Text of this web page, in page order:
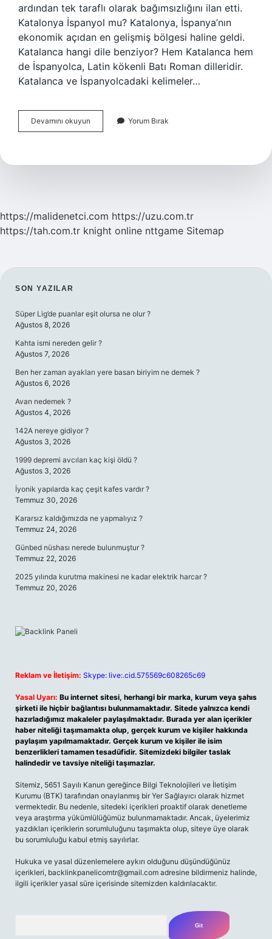
ardından tek taraflı olarak bağımsızlığını ilan etti.
Katalonya İspanyol mu? Katalonya, İspanya’nın
ekonomik açıdan en gelişmiş bölgesi haline geldi.
Katalanca hangi dile benziyor? Hem Katalanca hem
de İspanyolca, Latin kökenli Batı Roman dilleridir.
Katalanca ve İspanyolcadaki kelimeler…
Devamını okuyun Katalanlar
Ispanyol
Yorum Bırak
https://malidenetci.com https://uzu.com.tr
https://tah.com.tr knight online nttgame Sitemap
SIDEBAR
SON YAZILAR
Süper Lig’de puanlar eşit olursa ne olur ?
Ağustos 8, 2026
Kahta ismi nereden gelir ?
Ağustos 7, 2026
Ben her zaman ayakları yere basan biriyim ne demek ?
Ağustos 6, 2026
Avan nedemek ?
Ağustos 4, 2026
142A nereye gidiyor ?
Ağustos 3, 2026
1999 depremi avcıları kaç kişi öldü ?
Ağustos 3, 2026
İyonik yapılarda kaç çeşit kafes vardır ?
Temmuz 30, 2026
Kararsız kaldığımızda ne yapmalıyız ?
Temmuz 24, 2026
Günbed nüshası nerede bulunmuştur ?
Temmuz 22, 2026
2025 yılında kurutma makinesi ne kadar elektrik harcar ?
Temmuz 20, 2026
Reklam ve İletişim: Skype: live:.cid.575569c608265c69
Yasal Uyarı: Bu internet sitesi, herhangi bir marka, kurum veya şahıs
şirketi ile hiçbir bağlantısı bulunmamaktadır. Sitede yalnızca kendi
hazırladığımız makaleler paylaşılmaktadır. Burada yer alan içerikler
haber niteliği taşımamakta olup, gerçek kurum ve kişiler hakkında
paylaşım yapılmamaktadır. Gerçek kurum ve kişiler ile isim
benzerlikleri tamamen tesadüfidir. Sitemizdeki bilgiler taslak
halindedir ve tavsiye niteliği taşımazlar.
Sitemiz, 5651 Sayılı Kanun gereğince Bilgi Teknolojileri ve İletişim
Kurumu (BTK) tarafından onaylanmış bir Yer Sağlayıcı olarak hizmet
vermektedir. Bu nedenle, sitedeki içerikleri proaktif olarak denetleme
veya araştırma yükümlülüğümüz bulunmamaktadır. Ancak, üyelerimiz
yazdıkları içeriklerin sorumluluğunu taşımakta olup, siteye üye olarak
bu sorumluluğu kabul etmiş sayılırlar.
Hukuka ve yasal düzenlemelere aykırı olduğunu düşündüğünüz
içerikleri, backlinkpanelicomtr@gmail.com adresine bildirmeniz halinde,
ilgili içerikler yasal süre içerisinde sitemizden kaldırılacaktır.